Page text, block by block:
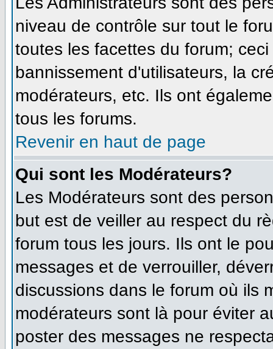
niveau de contrôle sur tout le
toutes les facettes du forum;
bannissement d'utilisateurs, la
modérateurs, etc. Ils ont
tous les forums.
Revenir en haut de page
Qui sont les Modérateurs?
Les Modérateurs sont des
but est de veiller au respect du
forum tous les jours. Ils ont le
messages et de verrouiller,
discussions dans le forum où ils
modérateurs sont là pour éviter
poster des messages ne